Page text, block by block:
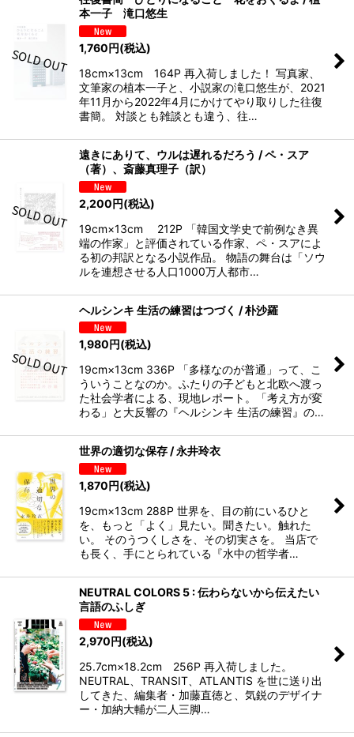
本一子 滝口悠生
1,760円(税込)
18cm×13cm 164P 再入荷しました！ 写真家、
文筆家の植本一子と、小説家の滝口悠生が、2021
年11月から2022年4月にかけてやり取りした往復
書簡。 対談とも雑談とも違う、往…
遠きにありて、ウルは遅れるだろう / ペ・スア
（著）、斎藤真理子（訳）
2,200円(税込)
19cm×13cm 212P 「韓国文学史で前例なき異
端の作家」と評価されている作家、ペ・スアによ
る初の邦訳となる小説作品。 物語の舞台は「ソウ
ルを連想させる人口1000万人都市…
ヘルシンキ 生活の練習はつづく / 朴沙羅
1,980円(税込)
19cm×13cm 336P 「多様なのが普通」って、こ
ういうことなのか。ふたりの子どもと北欧へ渡っ
た社会学者による、現地レポート。「考え方が変
わる」と大反響の『ヘルシンキ 生活の練習』の…
世界の適切な保存 / 永井玲衣
1,870円(税込)
19cm×13cm 288P 世界を、目の前にいるひと
を、もっと「よく」見たい。聞きたい。触れた
い。 そのうつくしさを、その切実さを。 当店で
も長く、手にとられている『水中の哲学者…
NEUTRAL COLORS 5 : 伝わらないから伝えたい
言語のふしぎ
2,970円(税込)
25.7cm×18.2cm 256P 再入荷しました。
NEUTRAL、TRANSIT、ATLANTIS を世に送り出
してきた、編集者・加藤直徳と、気鋭のデザイナ
ー・加納大輔が二人三脚…